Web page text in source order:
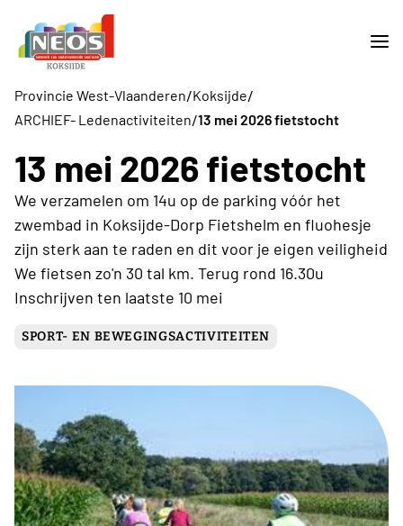
Provincie West-Vlaanderen/Koksijde/
ARCHIEF- Ledenactiviteiten/13 mei 2026 fietstocht
13 mei 2026 fietstocht
We verzamelen om 14u op de parking vóór het
zwembad in Koksijde-Dorp Fietshelm en fluohesje
zijn sterk aan te raden en dit voor je eigen veiligheid
We fietsen zo'n 30 tal km. Terug rond 16.30u
Inschrijven ten laatste 10 mei
SPORT- EN BEWEGINGSACTIVITEITEN